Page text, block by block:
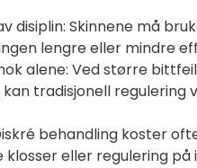
disiplin: Skinnene må
lengre eller mindre
alene: Ved større
tradisjonell regulering
behandling koster
eller regulering på